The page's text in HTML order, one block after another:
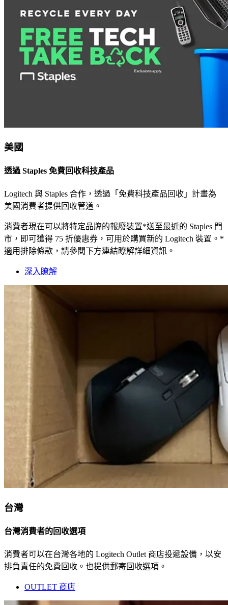
美國
透過 Staples 免費回收科技產品
Logitech 與 Staples 合作，透過「免費科技產品回收」計畫為
美國消費者提供回收管道。
消費者現在可以將特定品牌的報廢裝置*送至最近的 Staples 門
市，即可獲得 75 折優惠券，可用於購買新的 Logitech 裝置。*
適用排除條款，請參閱下方連結瞭解詳細資訊。
深入瞭解
台灣
台灣消費者的回收選項
消費者可以在台灣各地的 Logitech Outlet 商店投遞設備，以安
排負責任的免費回收。也提供郵寄回收選項。
OUTLET 商店